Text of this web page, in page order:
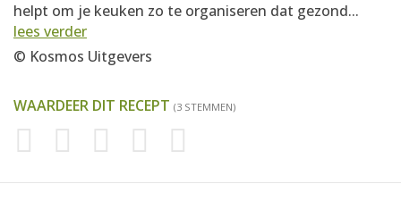
helpt om je keuken zo te organiseren dat gezond...
lees verder
© Kosmos Uitgevers
WAARDEER DIT RECEPT (3 STEMMEN)